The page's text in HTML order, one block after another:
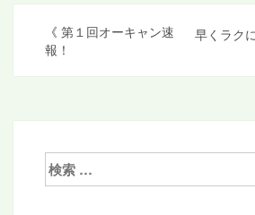
《 第１回オーキャン速
報！
早くラク
検
索: